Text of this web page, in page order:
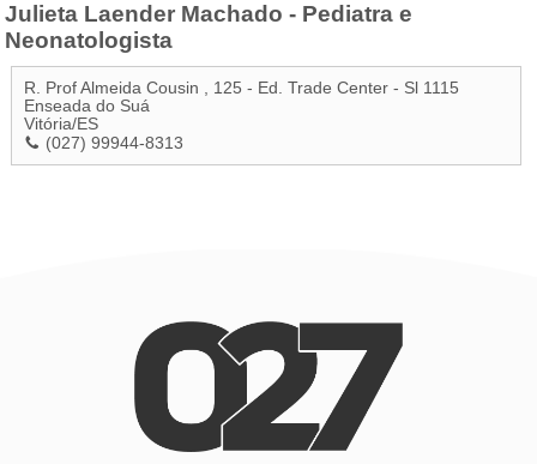
Julieta Laender Machado - Pediatra e
Neonatologista
R. Prof Almeida Cousin , 125 - Ed. Trade Center - Sl 1115
Enseada do Suá
Vitória/ES
(027) 99944-8313